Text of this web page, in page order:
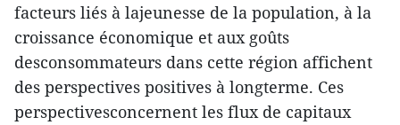
facteurs liés à lajeunesse de la population, à la
croissance économique et aux goûts
desconsommateurs dans cette région affichent
des perspectives positives à longterme. Ces
perspectivesconcernent les flux de capitaux